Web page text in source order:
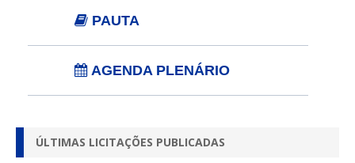
PAUTA
AGENDA PLENÁRIO
ÚLTIMAS LICITAÇÕES PUBLICADAS